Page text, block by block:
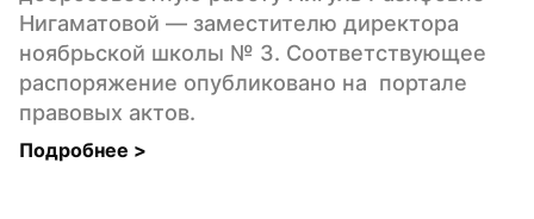
Нигаматовой — заместителю директора
ноябрьской школы № 3. Соответствующее
распоряжение опубликовано на  портале
правовых актов.
Подробнее >